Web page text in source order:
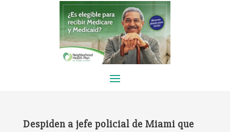
Despiden a jefe policial de Miami que